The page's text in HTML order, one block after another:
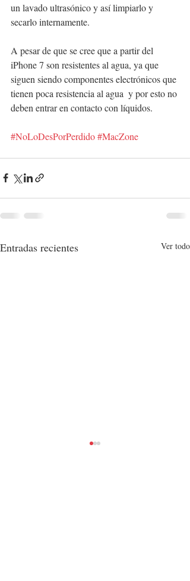
un lavado ultrasónico y así limpiarlo y
secarlo internamente.
A pesar de que se cree que a partir del
iPhone 7 son resistentes al agua, ya que
siguen siendo componentes electrónicos que
tienen poca resistencia al agua  y por esto no
deben entrar en contacto con líquidos.
#NoLoDesPorPerdido#MacZone
Entradas recientes Ver todo